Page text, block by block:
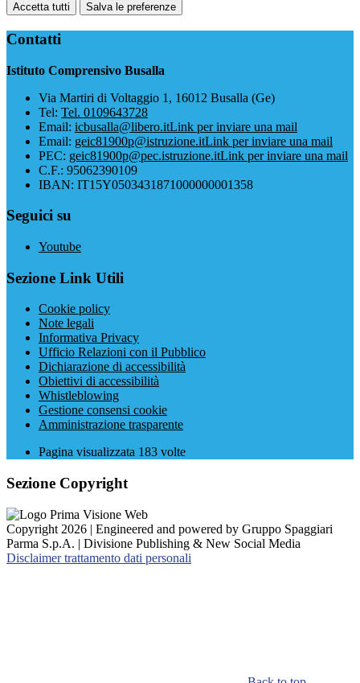
Accetta tutti Salva le preferenze
Contatti
Istituto Comprensivo Busalla
Via Martiri di Voltaggio 1, 16012 Busalla (Ge)
Tel: Tel. 0109643728
Email: icbusalla@libero.itLink per inviare una mail
Email: geic81900p@istruzione.itLink per inviare una mail
PEC: geic81900p@pec.istruzione.itLink per inviare una mail
C.F.: 95062390109
IBAN: IT15Y0503431871000000001358
Seguici su
Youtube
Sezione Link Utili
Cookie policy
Note legali
Informativa Privacy
Ufficio Relazioni con il Pubblico
Dichiarazione di accessibilità
Obiettivi di accessibilità
Whistleblowing
Gestione consensi cookie
Amministrazione trasparente
Pagina visualizzata 183 volte
Sezione Copyright
Copyright 2026 | Engineered and powered by Gruppo Spaggiari
Parma S.p.A. | Divisione Publishing & New Social Media
Disclaimer trattamento dati personali